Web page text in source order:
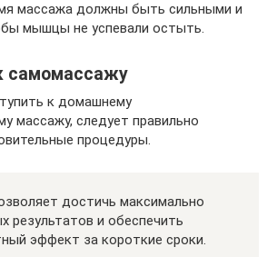
массажа должны быть сильными и
мышцы не успевали остыть.
самомассажу
к домашнему
массажу, следует правильно
процедуры.
достичь максимально
результатов и обеспечить
эффект за короткие сроки.